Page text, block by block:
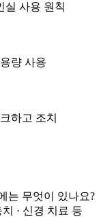
실 사용 원칙
량 사용
하고 조치
는 무엇이 있나요?
· 신경 치료 등